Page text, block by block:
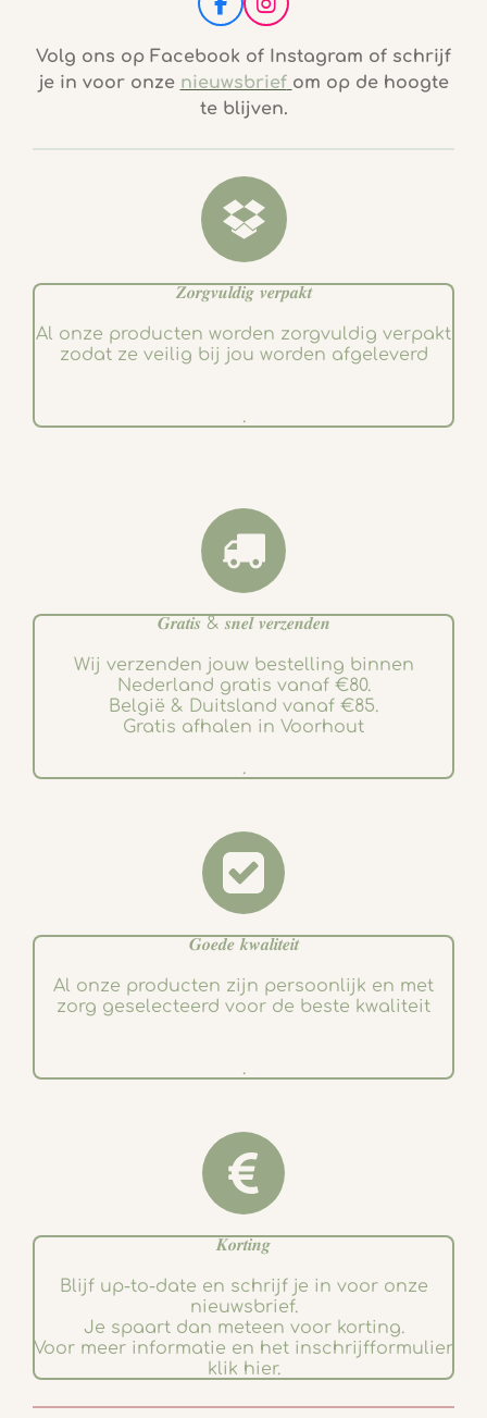
F
a
c
b
o
k
I
n
s
t
a
g
a
Volg ons op Facebook of Instagram of schrijf
je in voor onze nieuwsbrief om op de hoogte
te blijven.
𝒁𝒐𝒓𝒈𝒗𝒖𝒍𝒅𝒊𝒈 𝒗𝒆𝒓𝒑𝒂𝒌𝒕
Al onze producten worden zorgvuldig verpakt
zodat ze veilig bij jou worden afgeleverd
.
𝑮𝒓𝒂𝒕𝒊𝒔 & 𝒔𝒏𝒆𝒍 𝒗𝒆𝒓𝒛𝒆𝒏𝒅𝒆𝒏
Wij verzenden jouw bestelling binnen
Nederland gratis vanaf €80.
België & Duitsland vanaf €85.
Gratis afhalen in Voorhout
.
𝑮𝒐𝒆𝒅𝒆 𝒌𝒘𝒂𝒍𝒊𝒕𝒆𝒊𝒕
Al onze producten zijn persoonlijk en met
zorg geselecteerd voor de beste kwaliteit
.
𝑲𝒐𝒓𝒕𝒊𝒏𝒈
Blijf up-to-date en schrijf je in voor onze
nieuwsbrief.
Je spaart dan meteen voor korting.
Voor meer informatie en het inschrijfformulier
klik hier.